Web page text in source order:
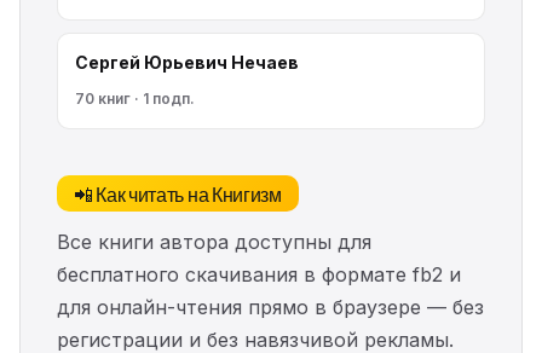
Сергей Юрьевич Нечаев
70 книг · 1 подп.
📲 Как читать на Книгизм
Все книги автора доступны для
бесплатного скачивания в формате fb2 и
для онлайн-чтения прямо в браузере — без
регистрации и без навязчивой рекламы.